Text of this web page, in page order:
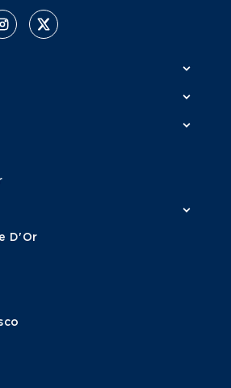
D'Or